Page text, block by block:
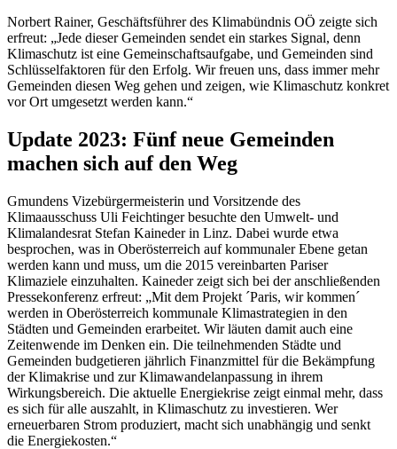
Norbert Rainer, Geschäftsführer des Klimabündnis OÖ zeigte sich
erfreut: „Jede dieser Gemeinden sendet ein starkes Signal, denn
Klimaschutz ist eine Gemeinschaftsaufgabe, und Gemeinden sind
Schlüsselfaktoren für den Erfolg. Wir freuen uns, dass immer mehr
Gemeinden diesen Weg gehen und zeigen, wie Klimaschutz konkret
vor Ort umgesetzt werden kann.“
Update 2023: Fünf neue Gemeinden
machen sich auf den Weg
Gmundens Vizebürgermeisterin und Vorsitzende des
Klimaausschuss Uli Feichtinger besuchte den Umwelt- und
Klimalandesrat Stefan Kaineder in Linz. Dabei wurde etwa
besprochen, was in Oberösterreich auf kommunaler Ebene getan
werden kann und muss, um die 2015 vereinbarten Pariser
Klimaziele einzuhalten. Kaineder zeigt sich bei der anschließenden
Pressekonferenz erfreut: „Mit dem Projekt ´Paris, wir kommen´
werden in Oberösterreich kommunale Klimastrategien in den
Städten und Gemeinden erarbeitet. Wir läuten damit auch eine
Zeitenwende im Denken ein. Die teilnehmenden Städte und
Gemeinden budgetieren jährlich Finanzmittel für die Bekämpfung
der Klimakrise und zur Klimawandelanpassung in ihrem
Wirkungsbereich. Die aktuelle Energiekrise zeigt einmal mehr, dass
es sich für alle auszahlt, in Klimaschutz zu investieren. Wer
erneuerbaren Strom produziert, macht sich unabhängig und senkt
die Energiekosten.“